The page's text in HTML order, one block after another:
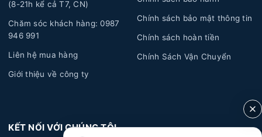
cách.
Lỗi kỹ thuật:
Một số lỗi kỹ thuật từ nhà sản xuất có
vấn đề về bàn phím như: chạm phím, liệt phím, bong
tróc nút phím...
Dấu hiệu nhận biết Bàn Phím Laptop Acer bị
(8-21h kể cả T7, CN)
Chăm sóc khách hàng: 0987
946 991
Liên hệ mua hàng
Giới thiệu về công ty
Chính sách bảo mật thông tin
Chính sách hoàn tiền
Chính Sách Vận Chuyển
KẾT NỐI VỚI CHÚNG TÔI